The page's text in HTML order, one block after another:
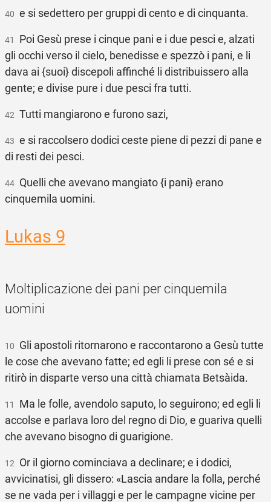
40 e si sedettero per gruppi di cento e di cinquanta.
41
Poi Gesù prese i cinque pani e i due pesci e, alzati
gli occhi verso il cielo, benedisse e spezzò i pani, e li
dava ai {suoi} discepoli affinché li distribuissero alla
gente; e divise pure i due pesci fra tutti.
42 Tutti mangiarono e furono sazi,
43 e si raccolsero dodici ceste piene di pezzi di pane e
di resti dei pesci.
44 Quelli che avevano mangiato {i pani} erano
cinquemila uomini.
Lukas 9
Moltiplicazione dei pani per cinquemila
uomini
10 Gli apostoli ritornarono e raccontarono a Gesù tutte
le cose che avevano fatte; ed egli li prese con sé e si
ritirò in disparte verso una città chiamata Betsàida.
11
Ma le folle, avendolo saputo, lo seguirono; ed egli li
accolse e parlava loro del regno di Dio, e guariva quelli
che avevano bisogno di guarigione.
12 Or il giorno cominciava a declinare; e i dodici,
avvicinatisi, gli dissero: «Lascia andare la folla, perché
se ne vada per i villaggi e per le campagne vicine per